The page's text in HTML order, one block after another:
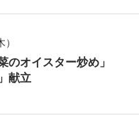
のオイスター炒め」
献立